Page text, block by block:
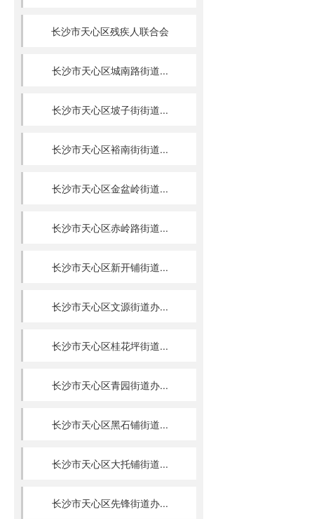
长沙市天心区残疾人联合会
长沙市天心区城南路街道...
长沙市天心区坡子街街道...
长沙市天心区裕南街街道...
长沙市天心区金盆岭街道...
长沙市天心区赤岭路街道...
长沙市天心区新开铺街道...
长沙市天心区文源街道办...
长沙市天心区桂花坪街道...
长沙市天心区青园街道办...
长沙市天心区黑石铺街道...
长沙市天心区大托铺街道...
长沙市天心区先锋街道办...